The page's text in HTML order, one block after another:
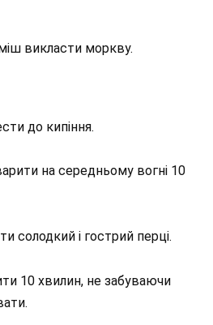
викласти моркву.
до кипіння.
на середньому вогні 10
солодкий і гострий перці.
10 хвилин, не забуваючи